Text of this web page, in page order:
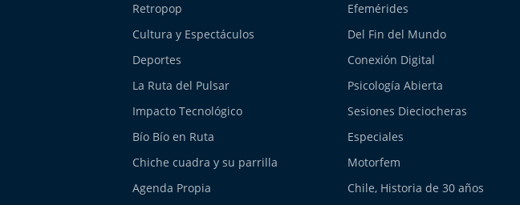
Retropop
Efemérides
Cultura y Espectáculos
Del Fin del Mundo
Deportes
Conexión Digital
La Ruta del Pulsar
Psicología Abierta
Impacto Tecnológico
Sesiones Dieciocheras
Bío Bío en Ruta
Especiales
Chiche cuadra y su parrilla
Motorfem
Agenda Propia
Chile, Historia de 30 años